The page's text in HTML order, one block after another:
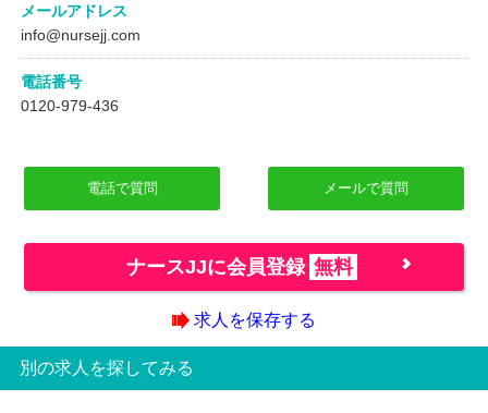
メールアドレス
info@nursejj.com
電話番号
0120-979-436
電話で質問 メールで質問
ナースJJに会員登録 無料
求人を保存する
別の求人を探してみる